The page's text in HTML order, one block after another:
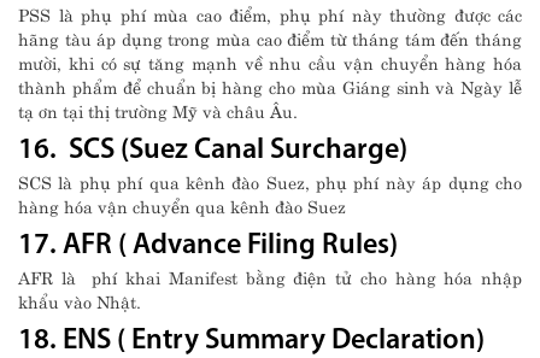
PSS là phụ phí mùa cao điểm, phụ phí này thường được các
hãng tàu áp dụng trong mùa cao điểm từ tháng tám đến tháng
mười, khi có sự tăng mạnh về nhu cầu vận chuyển hàng hóa
thành phẩm để chuẩn bị hàng cho mùa Giáng sinh và Ngày lễ
tạ ơn tại thị trường Mỹ và châu Âu.
16. SCS (Suez Canal Surcharge)
SCS là phụ phí qua kênh đào Suez, phụ phí này áp dụng cho
hàng hóa vận chuyển qua kênh đào Suez
17. AFR ( Advance Filing Rules)
AFR là phí khai Manifest bằng điện tử cho hàng hóa nhập
khẩu vào Nhật.
18. ENS ( Entry Summary Declaration)